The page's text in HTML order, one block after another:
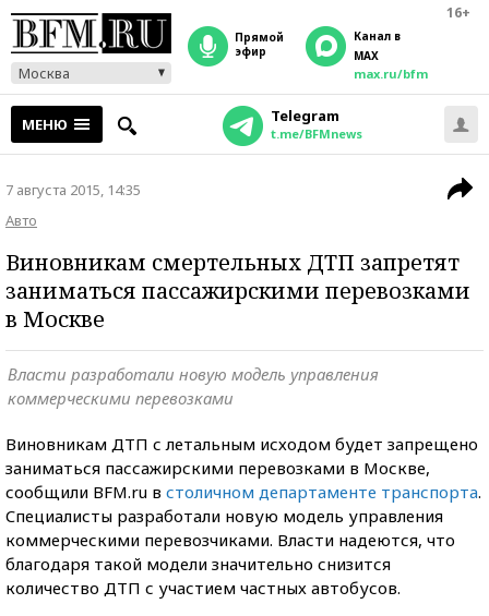
16+
Москва
прямой
эфир
Канал в
MAX
max.ru/bfm
МЕНЮ Telegram
t.me/BFMnews
7 августа 2015, 14:35
Авто
Виновникам смертельных ДТП запретят
заниматься пассажирскими перевозками
в Москве
Власти разработали новую модель управления
коммерческими перевозками
Виновникам ДТП с летальным исходом будет запрещено
заниматься пассажирскими перевозками в Москве,
сообщили BFM.ru в столичном департаменте транспорта.
Cпециалисты разработали новую модель управления
коммерческими перевозчиками. Власти надеются, что
благодаря такой модели значительно снизится
количество ДТП с участием частных автобусов.